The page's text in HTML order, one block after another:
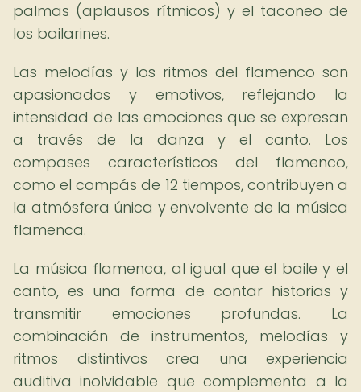
palmas (aplausos rítmicos) y el taconeo de
los bailarines.
Las melodías y los ritmos del flamenco son
apasionados y emotivos, reflejando la
intensidad de las emociones que se expresan
a través de la danza y el canto. Los
compases característicos del flamenco,
como el compás de 12 tiempos, contribuyen a
la atmósfera única y envolvente de la música
flamenca.
La música flamenca, al igual que el baile y el
canto, es una forma de contar historias y
transmitir emociones profundas. La
combinación de instrumentos, melodías y
ritmos distintivos crea una experiencia
auditiva inolvidable que complementa a la